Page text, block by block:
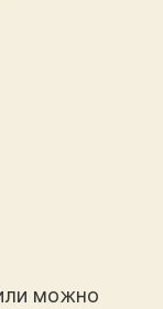
можно